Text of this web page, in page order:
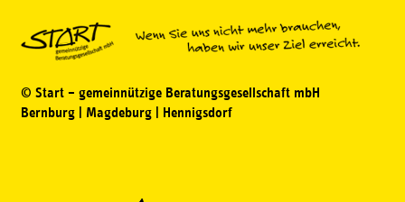
© Start – gemeinnützige Beratungsgesellschaft mbH
Bernburg | Magdeburg | Hennigsdorf